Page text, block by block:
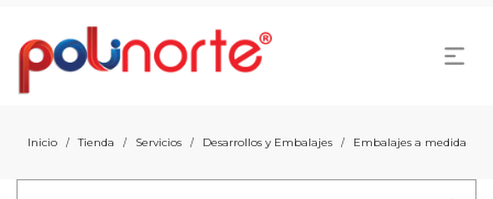
Inicio / Tienda / Servicios / Desarrollos y Embalajes / Embalajes a medida